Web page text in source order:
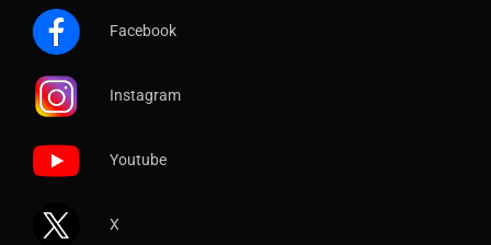
Facebook
Instagram
Youtube
X